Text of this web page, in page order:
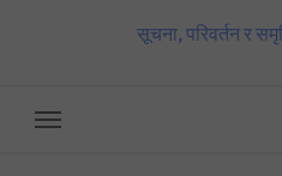
सूचना, परिवर्तन र